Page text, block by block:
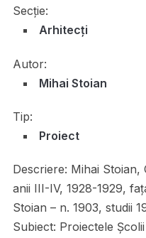
Secție:
Arhitecți
Autor:
Mihai Stoian
Tip:
Proiect
Descriere: Mihai Stoian,
anii III-IV, 1928-1929,
Stoian – n. 1903, studii
Subiect: Proiectele